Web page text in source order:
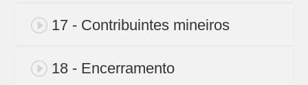
17 - Contribuintes mineiros
18 - Encerramento